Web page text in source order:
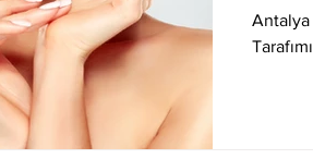
GÖĞÜS DİKLEŞTİRME AMELİYATSIZ
GÖKHAN ÖZERDEM MEME
Antalya